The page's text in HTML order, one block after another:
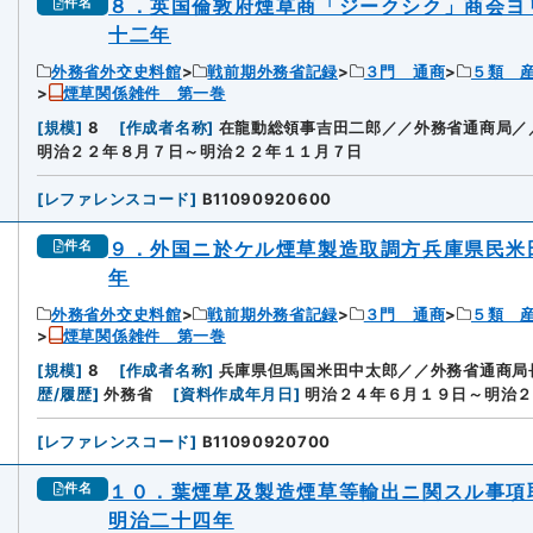
８．英国倫敦府煙草商「ジークシク」商会
十二年
外務省外交史料館 戦前期外務省記録 ３門 通商
５類
煙草関係雑件 第一巻
[規模] 8 [作成者名称] 在龍動総領事吉田二郎／／外務省通商局／
明治２２年８月７日～明治２２年１１月７日
[レファレンスコード] B11090920600
件名
９．外国ニ於ケル煙草製造取調方兵庫県
年
外務省外交史料館 戦前期外務省記録 ３門 通商
５類
煙草関係雑件 第一巻
[規模] 8 [作成者名称] 兵庫県但馬国米田中太郎／／外務省通商
歴/履歴] 外務省 [資料作成年月日] 明治２４年６月１９日～明治
[レファレンスコード] B11090920700
件名
１０．葉煙草及製造煙草等輸出ニ関スル事
明治二十四年